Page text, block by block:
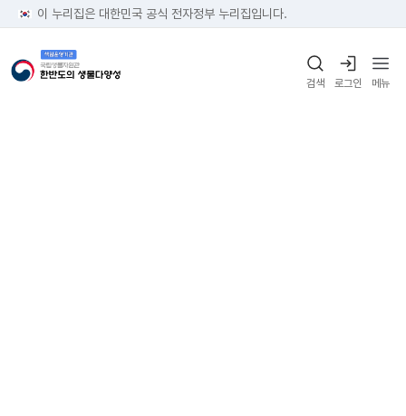
이 누리집은 대한민국 공식 전자정부 누리집입니다.
검색 로그인 메뉴